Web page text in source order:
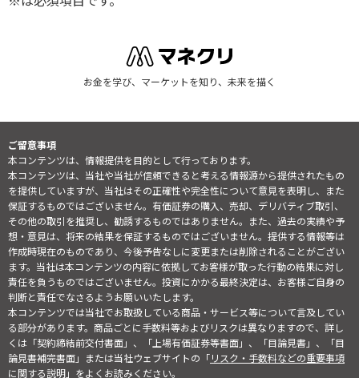
お金を学び、マーケットを知り、未来を描く
ご留意事項
本コンテンツは、情報提供を目的として行っております。
本コンテンツは、当社や当社が信頼できると考える情報源から提供されたもの
を提供していますが、当社はその正確性や完全性について意見を表明し、また
保証するものではございません。有価証券の購入、売却、デリバティブ取引、
その他の取引を推奨し、勧誘するものではありません。また、過去の実績や予
想・意見は、将来の結果を保証するものではございません。提供する情報等は
作成時現在のものであり、今後予告なしに変更または削除されることがござい
ます。当社は本コンテンツの内容に依拠してお客様が取った行動の結果に対し
責任を負うものではございません。投資にかかる最終決定は、お客様ご自身の
判断と責任でなさるようお願いいたします。
本コンテンツでは当社でお取扱している商品・サービス等について言及してい
る部分があります。商品ごとに手数料等およびリスクは異なりますので、詳し
くは「契約締結前交付書面」、「上場有価証券等書面」、「目論見書」、「目
論見書補完書面」または当社ウェブサイトの「リスク・手数料などの重要事項
に関する説明」をよくお読みください。